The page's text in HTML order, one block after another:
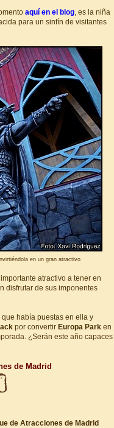
aquí en el blog, es la niña
para un sinfín de visitantes
en un gran atractivo
atractivo a tener en
disfrutar de sus imponentes
había puestas en ella y
por convertir Europa Park en
¿Serán este año capaces
de Madrid
de Atracciones de Madrid